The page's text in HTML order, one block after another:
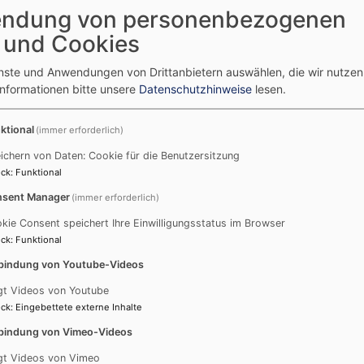
vielfältige Engagement der vielen
des Bauausschusses, ...
die Konfi-Teamer, die Weihnachtsspieltruppe, ...
des Ganzen beteiligt sind, und das sind nicht
dabei?
von personenbezogenen
Cookies
und Anwendungen von Drittanbietern auswählen, die wir
bitte unsere Datenschutzhinweise lesen.
(immer erforderlich)
von Daten: Cookie für die Benutzersitzung
: Funktional
Manager (immer erforderlich)
Consent speichert Ihre Einwilligungsstatus im Browser
: Funktional
von Youtube-Videos
Videos von Youtube
: Eingebettete externe Inhalte
von Vimeo-Videos
Videos von Vimeo